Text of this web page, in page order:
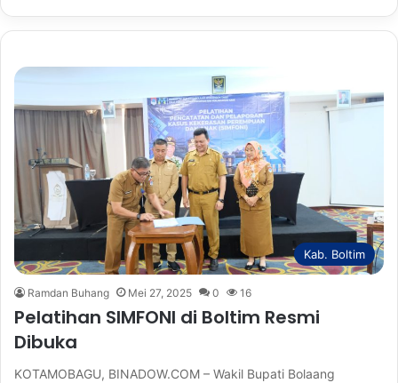
Kab. Boltim
Ramdan Buhang Mei 27, 2025 0 16
Pelatihan SIMFONI di Boltim Resmi
Dibuka
KOTAMOBAGU, BINADOW.COM – Wakil Bupati Bolaang